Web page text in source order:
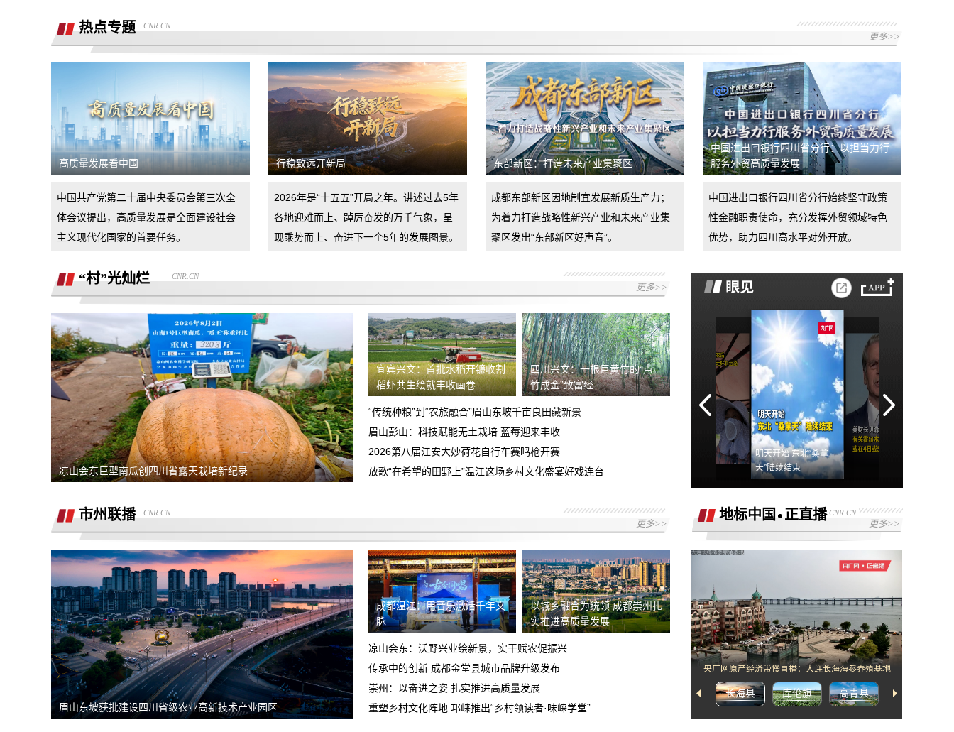
退款退
重庆智鑫沅汽车销售有限公司强买强卖，
买车锁单前不预审，贷款批不过，强制我
诱导消费不退定金
买车和销售说的价格是包含保险，合同没
有写包保险保险强制在他们店里购买低开
发票金额
骗子上门推销熊猫净水器，专挑农村老人
下手
不退定金
汽车4s店诱导消费者签订汽车销售合
同，联合二手车商坑骗消费者。退诚意金
由于没有造成其任何损失，要求退还订
金。
小米17pro镜头起雾，官方拆机后没解决
好问题，并且不换新，我申请换新加
上门看车无现车诱导消费者支付订金当消
费者对销售合同不认可拒签时擅自扣押消
汽车还不给退定金
市场价格调节问题
鑫茂瑞体验中心捆绑销售
买车时承诺可以三个月后提前还款并落实
到了合同现在条件满足但被拒，我要求按
合同执行
于9月24号到曲靖广汽丰田联庆麒麟店看
车，销售员引导消费贷款，交了意向金
2000
半年了不给退定金，要求退回定金
新车剐蹭后送维修中心保险杠喷漆，损坏
车辆至天窗挡风玻璃碎裂上侧边梁凹陷要
求赔偿
潍坊寿光驰峰广汽本田购车定金拒不退
还，霸王条款
重庆大足深蓝4s店不按合同履约
河北军文教育科技有限公司虚假宣传 食品安全希望得到重视
销售虚假宣传汽车续航里程 要求销售及
公司退定金
销售诱导下单锁定汽车，有销售录音证据
及其他人证
服务 没有按规定实施购车流程
后
退订金销售承诺按揭不过订金退还合同也
有备注现在订金不退
4s店新车交付存在安全隐患，新车未给
加油致使发生交通事故，望惩戒门店并赔
偿损失
订购的汽车，未完成验车，未交钥匙，未
交付，订单被违规操作已完成订单
退款订金五千
4s店隐瞒消费，侵犯了消费者知情权、
自主选择权，要求退还定金
要求退换意向金1万元
我父亲被销售坑骗签了定金合同，提车还
说没有现车要去外地。
销售诱导消费，将市补当做优惠，给消费
者报落地要求退还预付款，以及支付的部
分购车款
宜享花业务员打电话叫我查看低息贷款额
度，被强制下款
商家虚假报价不兑现承诺，原订车价
215000元包含7500元保养套餐后续又不
承认
提车当天4S店临时涨价，涉嫌欺诈消费
者，本人要求退还定金。
对方说8.10之前退押金9000到8.21号还
未收到押金，诉求退押金并报销路费
热点专题 CNR.CN
更多>>
高质量发展看中国
中国共产党第二十届中央委员会第三次全
体会议提出，高质量发展是全面建设社会
主义现代化国家的首要任务。
行稳致远开新局
2026年是“十五五”开局之年。讲述过去5年
各地迎难而上、踔厉奋发的万千气象，呈
现乘势而上、奋进下一个5年的发展图景。
东部新区：打造未来产业集聚区
成都东部新区因地制宜发展新质生产力；
为着力打造战略性新兴产业和未来产业集
聚区发出“东部新区好声音”。
中国进出口银行四川省分行：以担当力行
服务外贸高质量发展
中国进出口银行四川省分行始终坚守政策
性金融职责使命，充分发挥外贸领域特色
优势，助力四川高水平对外开放。
“村”光灿烂 CNR.CN
更多>>
凉山会东巨型南瓜创四川省露天栽培新纪录
宜宾兴文：首批水稻开镰收割
稻虾共生绘就丰收画卷
四川兴文：一根巨黄竹的“点
竹成金”致富经
“传统种粮”到“农旅融合”眉山东坡千亩良田藏新景
眉山彭山：科技赋能无土栽培 蓝莓迎来丰收
2026第八届江安大妙荷花自行车赛鸣枪开赛
放歌“在希望的田野上”温江这场乡村文化盛宴好戏连台
明天开始 东北“桑拿
天”陆续结束
市州联播 CNR.CN
更多>>
眉山东坡获批建设四川省级农业高新技术产业园区
成都温江：用音乐激活千年文
脉
以城乡融合为统领 成都崇州扎
实推进高质量发展
凉山会东：沃野兴业绘新景，实干赋农促振兴
传承中的创新 成都金堂县城市品牌升级发布
崇州：以奋进之姿 扎实推进高质量发展
重塑乡村文化阵地 邛崃推出“乡村领读者·味崃学堂”
地标中国 正直播 CNR.CN
更多>>
[2]网络错误，请检查网络配置或者播放链
央广网原产经济带慢直播：大连长海海参养殖基地
长海县 库伦旗 高青县 武宁县